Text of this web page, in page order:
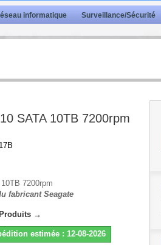
informatique Surveillance/Sécurité
SATA 10TB 7200rpm
7200rpm
fabricant Seagate
→
estimée : 12-08-2026